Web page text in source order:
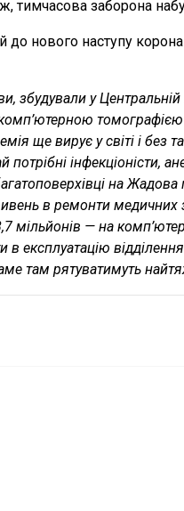
тимчасова заборона
нового наступу
у Центральній
томографією
ще вирує у світі і без
інфекціоністи,
на
в ремонти
мільйонів — на
експлуатацію відділення
там рятуватимуть